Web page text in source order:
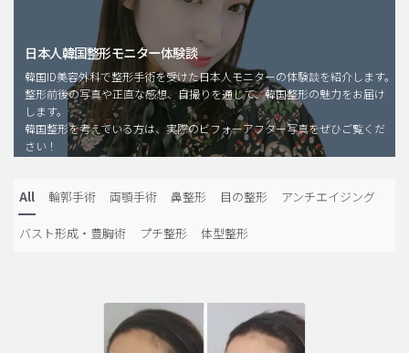
二重・目元整形
脂肪注入(アンチエイジング)
豊胸手術・バストアップ
プチ整形
メンズ整形
idリアルストーリー
日本人韓国整形モニター体験談
韓国ID美容外科で整形手術を受けた日本人モニターの体験談を紹介します。
整形前後の写真や正直な感想、自撮りを通じて、韓国整形の魅力をお届け
します。
韓国整形を考えている方は、実際のビフォーアフター写真をぜひご覧くだ
さい！
All 輪郭手術 両顎手術 鼻整形 目の整形 アンチエイジング
バスト形成・豊胸術 プチ整形 体型整形